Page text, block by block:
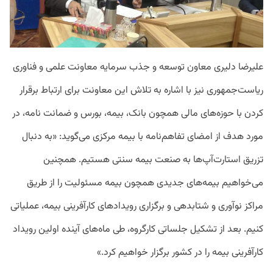
علیرضا دلیری معاون توسعه و جذب سرمایه معاونت علمی و فناوری
ریاست‌جمهوری نیز با اشاره به تلاش این معاونت برای ارتباط برقرار
کردن با حوزه‌های مالی همچون بانک، بیمه، بورس و ضمانت نامه، در
مورد هدف از امضای تفاهم‌نامه با بیمه مرکزی می‌گوید: «به دنبال
تزریق استارت‌آپ‌ها به صنعت بیمه سنتی هستیم. همچنین
می‌خواهیم بیمه‌های جدیدی همچون بیمه مسئولیت را از طریق
مراکز نوآوری و شتابدهی و برگزاری رویدادهای کارآفرینی بیمه، عملیاتی
کنیم. بعد از تشکیل جلساتی کارگروه، طی ماه‌های آینده اولین رویداد
کارآفرینی بیمه را در کشور برگزار خواهیم کرد.»